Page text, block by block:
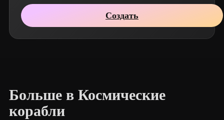
Создать
Больше в Космические
корабли